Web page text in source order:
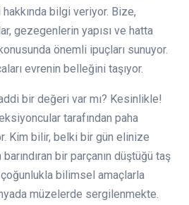
bilgi veriyor. Bize,
gezegenlerin yapısı ve hatta
önemli ipuçları sunuyor.
evrenin belleğini taşıyor.
bir değeri var mı? Kesinlikle!
tarafından paha
Kim bilir, belki bir gün elinize
bir parçanın düştüğü taş
bilimsel amaçlarla
müzelerde sergilenmekte.